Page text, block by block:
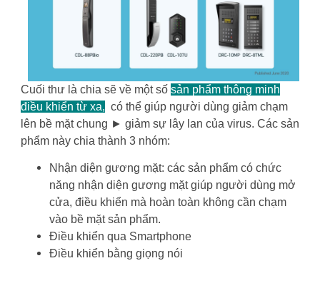
Cuối thư là chia sẽ về một số sản phẩm thông minh
điều khiển từ xa, có thể giúp người dùng giảm chạm
lên bề mặt chung ► giảm sự lây lan của virus. Các sản
phẩm này chia thành 3 nhóm:
Nhận diện gương mặt: các sản phẩm có chức
năng nhận diện gương mặt giúp người dùng mở
cửa, điều khiển mà hoàn toàn không cần chạm
vào bề mặt sản phẩm.
Điều khiển qua Smartphone
Điều khiển bằng giọng nói